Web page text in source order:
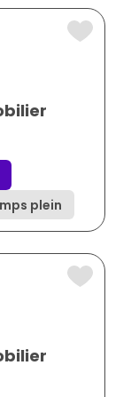
plein